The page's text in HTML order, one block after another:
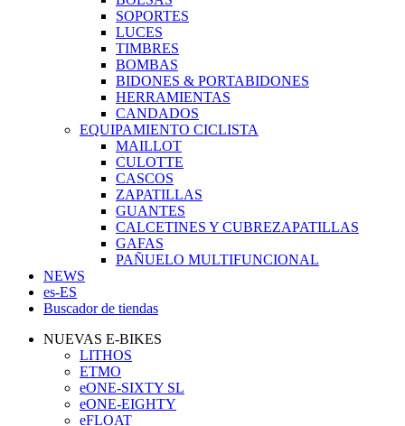
SOPORTES
LUCES
TIMBRES
BOMBAS
BIDONES & PORTABIDONES
HERRAMIENTAS
CANDADOS
EQUIPAMIENTO CICLISTA
MAILLOT
CULOTTE
CASCOS
ZAPATILLAS
GUANTES
CALCETINES Y CUBREZAPATILLAS
GAFAS
PAÑUELO MULTIFUNCIONAL
NEWS
es-ES
Buscador de tiendas
NUEVAS E-BIKES
LITHOS
ETMO
eONE-SIXTY SL
eONE-EIGHTY
eFLOAT